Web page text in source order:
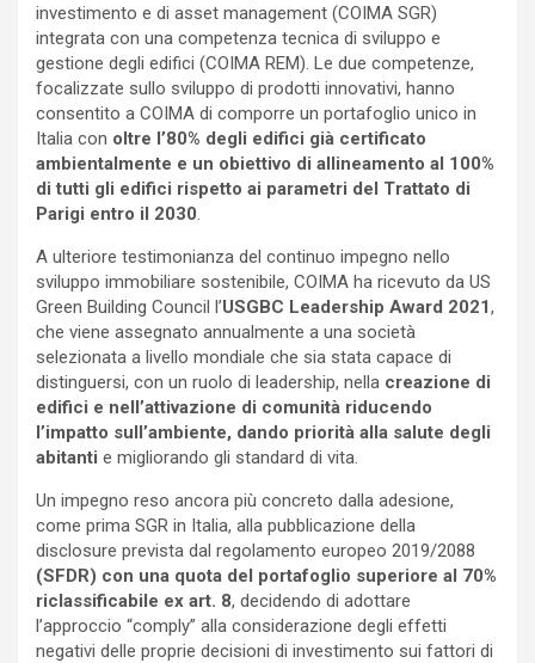
investimento e di asset management (COIMA SGR)
integrata con una competenza tecnica di sviluppo e
gestione degli edifici (COIMA REM). Le due competenze,
focalizzate sullo sviluppo di prodotti innovativi, hanno
consentito a COIMA di comporre un portafoglio unico in
Italia con oltre l’80% degli edifici già certificato
ambientalmente e un obiettivo di allineamento al 100%
di tutti gli edifici rispetto ai parametri del Trattato di
Parigi entro il 2030.
A ulteriore testimonianza del continuo impegno nello
sviluppo immobiliare sostenibile, COIMA ha ricevuto da US
Green Building Council l’USGBC Leadership Award 2021,
che viene assegnato annualmente a una società
selezionata a livello mondiale che sia stata capace di
distinguersi, con un ruolo di leadership, nella creazione di
edifici e nell’attivazione di comunità riducendo
l’impatto sull’ambiente, dando priorità alla salute degli
abitanti e migliorando gli standard di vita.
Un impegno reso ancora più concreto dalla adesione,
come prima SGR in Italia, alla pubblicazione della
disclosure prevista dal regolamento europeo 2019/2088
(SFDR) con una quota del portafoglio superiore al 70%
riclassificabile ex art. 8, decidendo di adottare
l’approccio “comply” alla considerazione degli effetti
negativi delle proprie decisioni di investimento sui fattori di